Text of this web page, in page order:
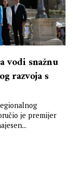
vodi snažnu
razvoja s
je premijer